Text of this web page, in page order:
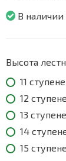
В наличии
Высота
11
12
13
14
15